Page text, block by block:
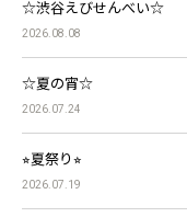
☆渋谷えびせんべい☆
2026.08.08
☆夏の宵☆
2026.07.24
⭐︎夏祭り⭐︎
2026.07.19